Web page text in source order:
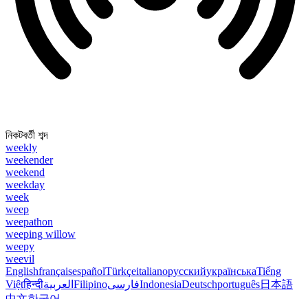
নিকটবর্তী শব্দ
weekly
weekender
weekend
weekday
week
weep
weepathon
weeping willow
weepy
weevil
EnglishfrançaisespañolTürkçeitalianoрусскийукраїнськаTiếng
Việtहिन्दीالعربية FilipinoفارسیIndonesiaDeutschportuguês日本語